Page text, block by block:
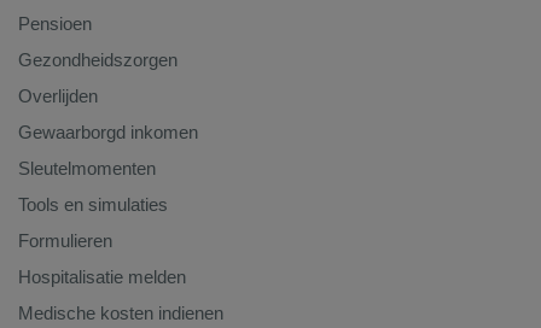
Pensioen
Gezondheidszorgen
Overlijden
Gewaarborgd inkomen
Sleutelmomenten
Tools en simulaties
Formulieren
Hospitalisatie melden
Medische kosten indienen